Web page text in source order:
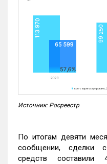
Источник: Росреестр
По итогам девяти
сообщении, сделки
средств